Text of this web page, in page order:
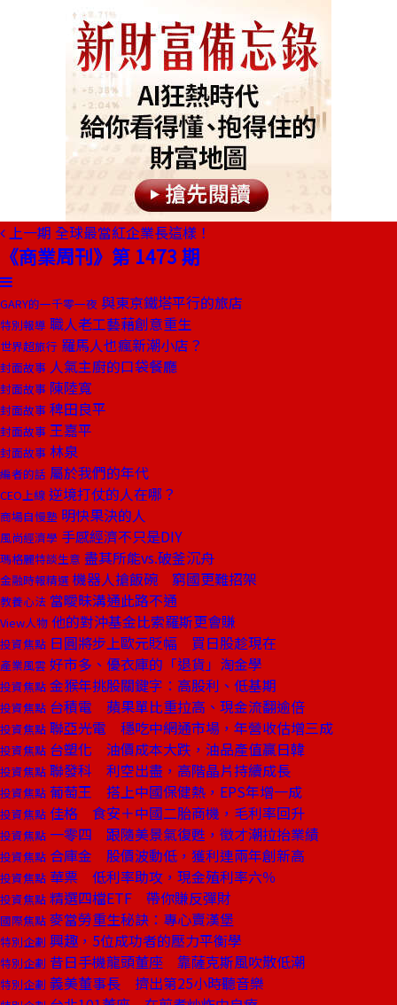
上一期 全球最當紅企業長這樣！
《商業周刊》第 1473 期
GARY的一千零一夜 與東京鐵塔平行的旅店
特別報導 職人老工藝藉創意重生
世界超旅行 羅馬人也瘋新潮小店？
封面故事 人氣主廚的口袋餐廳
封面故事 陳陸寬
封面故事 稗田良平
封面故事 王嘉平
封面故事 林泉
編者的話 屬於我們的年代
CEO上線 逆境打仗的人在哪？
商場自慢塾 明快果決的人
風尚經濟學 手感經濟不只是DIY
瑪格麗特談生意 盡其所能vs.破釜沉舟
金融時報精選 機器人搶飯碗 窮國更難招架
教養心法 當曖昧溝通此路不通
View人物 他的對沖基金比索羅斯更會賺
投資焦點 日圓將步上歐元貶幅 買日股趁現在
產業風雲 好市多、優衣庫的「退貨」淘金學
投資焦點 金猴年挑股關鍵字：高股利、低基期
投資焦點 台積電 蘋果單比重拉高、現金流翻逾倍
投資焦點 聯亞光電 穩吃中網通市場，年營收估增三成
投資焦點 台塑化 油價成本大跌，油品產值贏日韓
投資焦點 聯發科 利空出盡，高階晶片持續成長
投資焦點 葡萄王 搭上中國保健熱，EPS年增一成
投資焦點 佳格 食安＋中國二胎商機，毛利率回升
投資焦點 一零四 跟隨美景氣復甦，徵才潮拉抬業績
投資焦點 合庫金 股價波動低，獲利連兩年創新高
投資焦點 華票 低利率助攻，現金殖利率六％
投資焦點 精選四檔ETF 帶你賺反彈財
國際焦點 麥當勞重生秘訣：專心賣漢堡
特別企劃 興趣，5位成功者的壓力平衡學
特別企劃 昔日手機龍頭董座 靠薩克斯風吹散低潮
特別企劃 義美董事長 擠出第25小時聽音樂